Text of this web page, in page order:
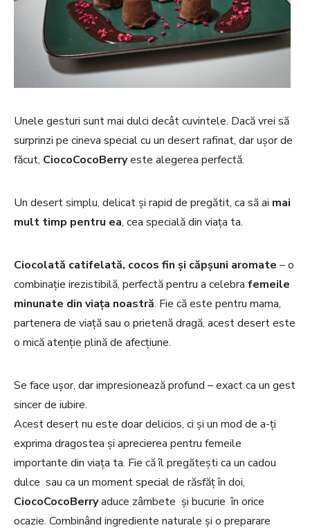
Unele gesturi sunt mai dulci decât cuvintele. Dacă vrei să
surprinzi pe cineva special cu un desert rafinat, dar ușor de
făcut, CiocoCocoBerryeste alegerea perfectă.
Un desert simplu, delicat și rapid de pregătit, ca să ai mai
mult timp pentru ea, cea specială din viața ta.
Ciocolată catifelată, cocos fin și căpșuni aromate – o
combinație irezistibilă, perfectă pentru a celebra femeile
minunate din viața noastră. Fie că este pentru mama,
partenera de viață sau o prietenă dragă, acest desert este
o mică atenție plină de afecțiune.
Se face ușor, dar impresionează profund – exact ca un gest
sincer de iubire.
Acest desert nu este doar delicios, ci și un mod de a-ți
exprima dragostea și aprecierea pentru femeile
importante din viața ta. Fie că îl pregătești ca un cadou
dulce sau ca un moment special de răsfăț în doi,
CiocoCocoBerryaduce zâmbete și bucurie în orice
ocazie. Combinând ingrediente naturale și o preparare